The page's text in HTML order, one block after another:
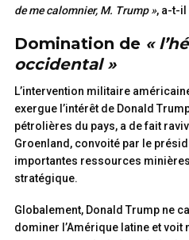
de me calomnier, M. Trump », a-t-
Domination de «
occidental »
L’intervention militaire
exergue l’intérêt de Donald
pétrolières du pays, a de fait
Groenland, convoité par le
importantes ressources
stratégique.
Globalement, Donald Trump ne
dominer l’Amérique latine et voit